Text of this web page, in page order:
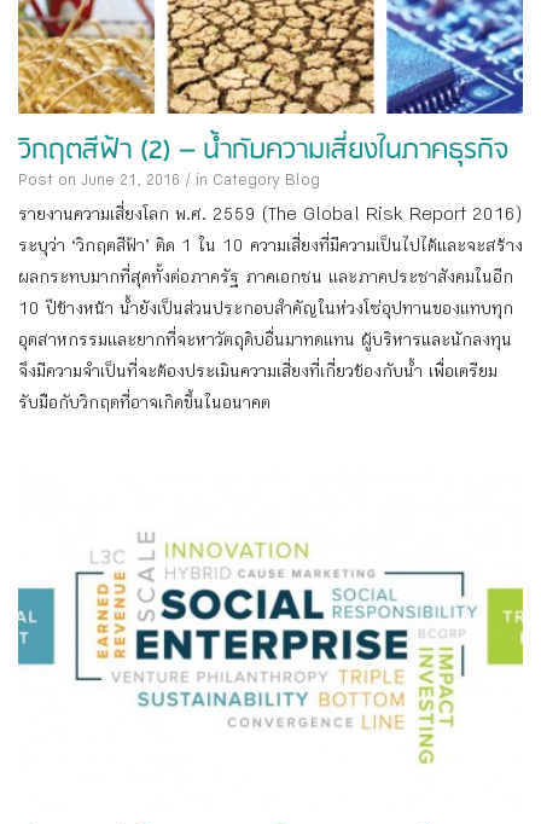
วิกฤตสีฟ้า (2) – น้ำกับความเสี่ยงในภาคธุรกิจ
Post on June 21, 2016 / in Category Blog
รายงานความเสี่ยงโลก พ.ศ. 2559 (The Global Risk Report 2016)
ระบุว่า ‘วิกฤตสีฟ้า’ ติด 1 ใน 10 ความเสี่ยงที่มีความเป็นไปได้และจะสร้าง
ผลกระทบมากที่สุดทั้งต่อภาครัฐ ภาคเอกชน และภาคประชาสังคมในอีก
10 ปีข้างหน้า น้ำยังเป็นส่วนประกอบสำคัญในห่วงโซ่อุปทานของแทบทุก
อุตสาหกรรมและยากที่จะหาวัตถุดิบอื่นมาทดแทน ผู้บริหารและนักลงทุน
จึงมีความจำเป็นที่จะต้องประเมินความเสี่ยงที่เกี่ยวข้องกับน้ำ เพื่อเตรียม
รับมือกับวิกฤตที่อาจเกิดขึ้นในอนาคต